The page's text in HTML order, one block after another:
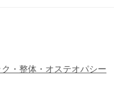
・整体・オステオパシー